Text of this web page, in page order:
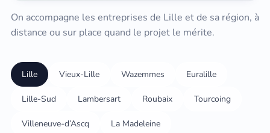
On accompagne les entreprises de Lille et de sa région, à
distance ou sur place quand le projet le mérite.
Lille Vieux-Lille Wazemmes Euralille
Lille-Sud Lambersart Roubaix Tourcoing
Villeneuve-d’Ascq La Madeleine